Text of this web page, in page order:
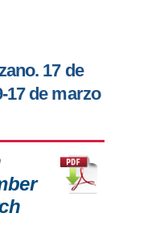
17 de
17 de marzo